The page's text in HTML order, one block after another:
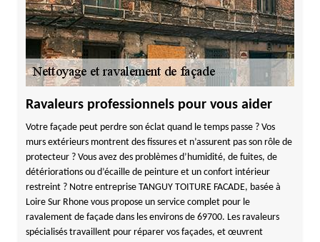
Ravaleurs professionnels pour vous aider
Votre façade peut perdre son éclat quand le temps passe ? Vos
murs extérieurs montrent des fissures et n’assurent pas son rôle de
protecteur ? Vous avez des problèmes d’humidité, de fuites, de
détériorations ou d’écaille de peinture et un confort intérieur
restreint ? Notre entreprise TANGUY TOITURE FACADE, basée à
Loire Sur Rhone vous propose un service complet pour le
ravalement de façade dans les environs de 69700. Les ravaleurs
spécialisés travaillent pour réparer vos façades, et œuvrent